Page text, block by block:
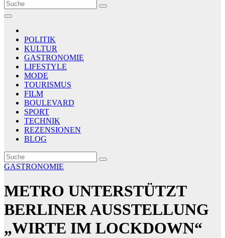
Le Matin
AGENCE DE PRESSE
POLITIK
KULTUR
GASTRONOMIE
LIFESTYLE
MODE
TOURISMUS
FILM
BOULEVARD
SPORT
TECHNIK
REZENSIONEN
BLOG
GASTRONOMIE
METRO UNTERSTÜTZT
BERLINER AUSSTELLUNG
„WIRTE IM LOCKDOWN“